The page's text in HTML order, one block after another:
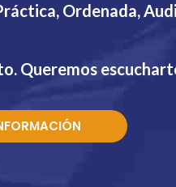
Ordenada,
Queremos